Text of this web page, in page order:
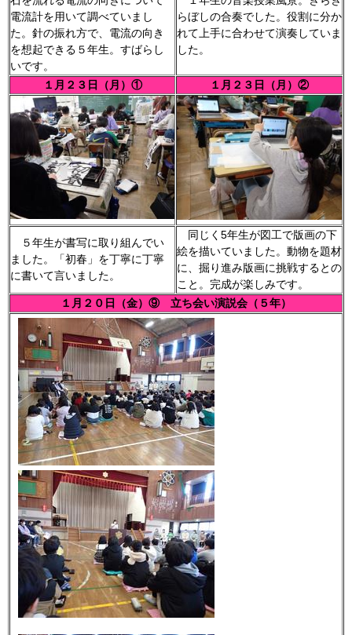
電流計を用いて調べていまし
た。針の振れ方で、電流の向き
を想起できる５年生。すばらし
いです。
らぼしの合奏でした。役割に分か
れて上手に合わせて演奏していま
した。
１月２３日（月）① １月２３日（月）②
５年生が書写に取り組んでい
ました。「初春」を丁寧に丁寧
に書いて言いました。
同じく5年生が図工で版画の下
絵を描いていました。動物を題材
に、掘り進み版画に挑戦するとの
こと。完成が楽しみです。
１月２０日（金）⑨ 立ち会い演説会（５年）